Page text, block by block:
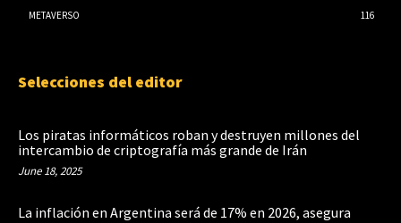
METAVERSO
116
Selecciones del editor
Los piratas informáticos roban y destruyen millones del
intercambio de criptografía más grande de Irán
June 18, 2025
La inflación en Argentina será de 17% en 2026, asegura